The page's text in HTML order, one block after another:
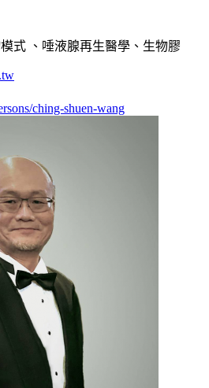
式 、唾液腺再生醫學、生物膠
ching-shuen-wang